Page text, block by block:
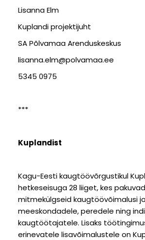
Lisanna Elm
Kuplandi projektijuht
SA Põlvamaa Arenduskeskus
lisanna.elm@polvamaa.ee
5345 0975
***
Kuplandist
Kagu-Eesti kaugtöövõrgustikul
hetkeseisuga 28 liiget, kes pakuvad
mitmekülgseid kaugtöövõimalusi
meeskondadele, peredele ning
kaugtöötajatele. Lisaks
erinevatele lisavõimalustele on